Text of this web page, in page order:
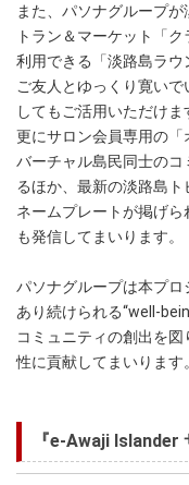
また、パソナグループ
トラン＆マーケット「
利用できる「淡路島ラ
ご友人とゆっくり寛い
してもご活用いただけま
更にサロン会員専用の
バーチャル島民同士のコ
るほか、最新の淡路島
ネームプレートが掲げ
も発信してまいります。
パソナグループは本プ
あり続けられる“well-
コミュニティの創出を
性に貢献してまいります。
『e-Awaji Islander